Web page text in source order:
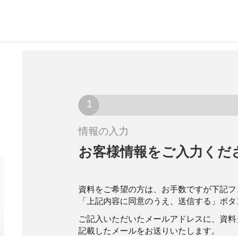
情報の入力
お客様情報をご入力くだ
資料をご希望の方は、お手数ですが下記フ
「上記内容に同意のうえ、送信する」ボ
ご記入いただいたメールアドレスに、資
記載したメールをお送りいたします。